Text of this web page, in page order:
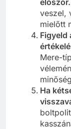
veszel,
mielőtt
Figyeld
Mere-
Ha